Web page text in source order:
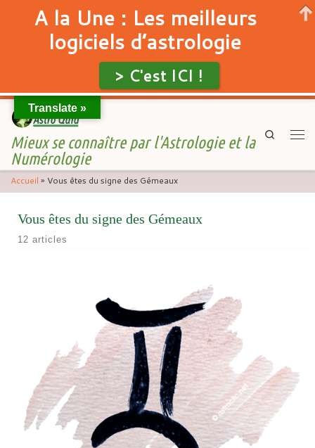
Skip to content
Mieux se connaître par l'Astrologie et la
Numérologie
Search
Accueil » Vous êtes du signe des Gémeaux
Vous êtes du signe des Gémeaux
12 articles
Translate »
A la Une : Les meilleurs
logiciels d’astrologie
> C'est ICI !